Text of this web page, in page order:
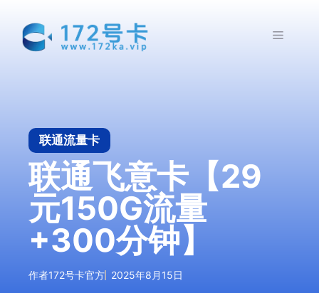
菜
联通流量卡
联通飞意卡【29
元150G流量
+300分钟】
作者172号卡官方 2025年8月15日